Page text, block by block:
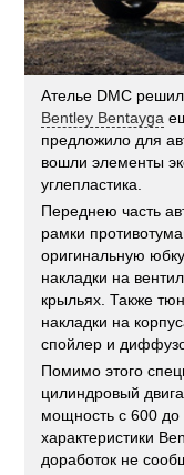
Ателье DMC
Bentley Bentayga
предложило для
вошли элементы
углепластика.
Переднею часть
рамки
оригинальную
накладки на
крыльях. Также
накладки на
спойлер и
Помимо этого
цилиндровый
мощность с 600
характеристики
доработок не